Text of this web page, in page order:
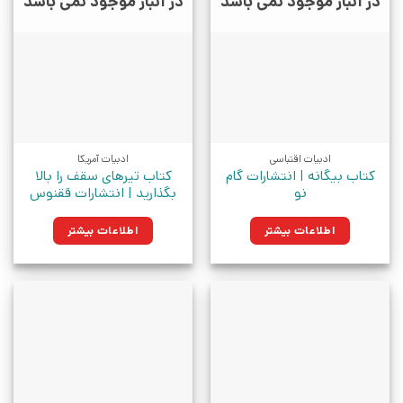
ادبیات اقتباسی
کتاب بیگانه | انتشارات گام
نو
اطلاعات بیشتر
ادبیات آمریکا
کتاب تیرهای سقف را بالا
بگذارید | انتشارات ققنوس
اطلاعات بیشتر